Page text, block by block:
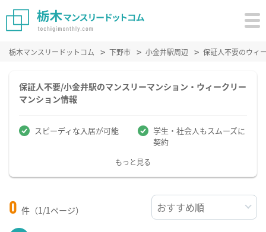
栃木マンスリードットコム 下野市 小金井駅周辺 保証人不要のウィ
保証人不要/小金井駅のマンスリーマンション・ウィークリー
マンション情報
スピーディな入居が可能
学生・社会人もスムーズに
契約
もっと見る
0 件（1/1ページ）